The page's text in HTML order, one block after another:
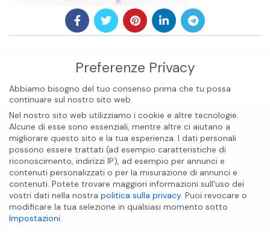
BIOCARE INTERNATIONAL S.A.S
Preferenze Privacy
Abbiamo bisogno del tuo consenso prima che tu possa
continuare sul nostro sito web.
Nel nostro sito web utilizziamo i cookie e altre tecnologie.
Alcune di esse sono essenziali, mentre altre ci aiutano a
migliorare questo sito e la tua esperienza. I dati personali
possono essere trattati (ad esempio caratteristiche di
riconoscimento, indirizzi IP), ad esempio per annunci e
contenuti personalizzati o per la misurazione di annunci e
contenuti. Potete trovare maggiori informazioni sull'uso dei
vostri dati nella nostra politica sulla privacy. Puoi revocare o
modificare la tua selezione in qualsiasi momento sotto
Impostazioni.